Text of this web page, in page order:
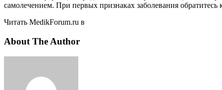
самолечением. При первых признаках заболевания обратитесь
Читать MedikForum.ru в
About The Author